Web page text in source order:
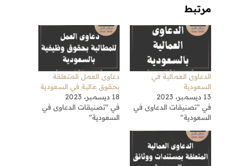
مرتبط
الدعاوى العمالية في
السعودية
13 ديسمبر، 2023
في "تصنيقات الدعاوى في
السعودية"
دعاوى العمل المتعلقة
بحقوق مالية في السعودية
18 ديسمبر، 2023
في "تصنيقات الدعاوى في
السعودية"